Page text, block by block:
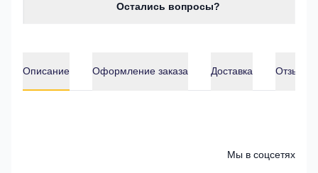
Остались вопросы?
Описание Оформление заказа Доставка Отзывы
Мы в соцсетях